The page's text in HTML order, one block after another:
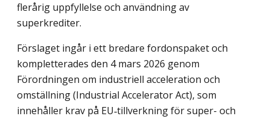
flerårig uppfyllelse och användning av
superkrediter.
Förslaget ingår i ett bredare fordonspaket och
kompletterades den 4 mars 2026 genom
Förordningen om industriell acceleration och
omställning (Industrial Accelerator Act), som
innehåller krav på EU‑tillverkning för super- och